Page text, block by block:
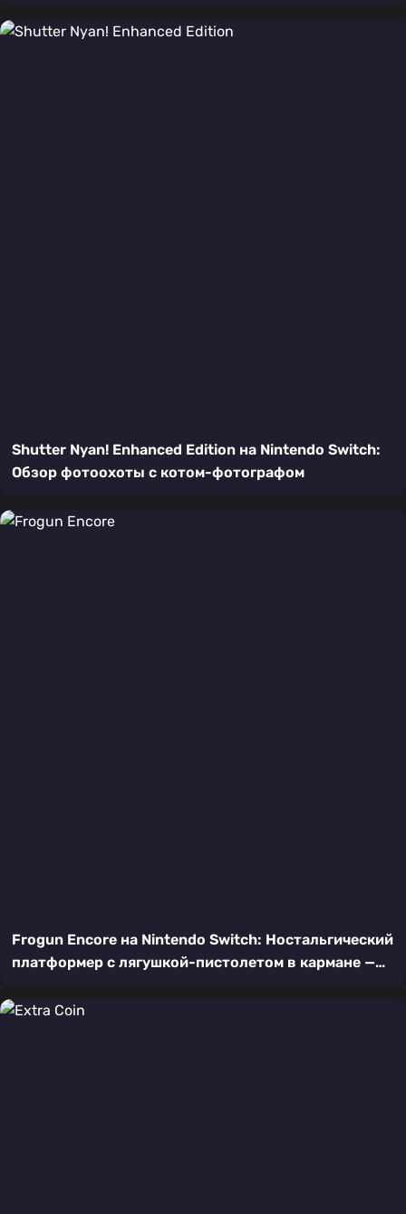
Shutter Nyan! Enhanced Edition на Nintendo Switch:
Обзор фотоохоты с котом-фотографом
Frogun Encore на Nintendo Switch: Ностальгический
платформер с лягушкой-пистолетом в кармане —